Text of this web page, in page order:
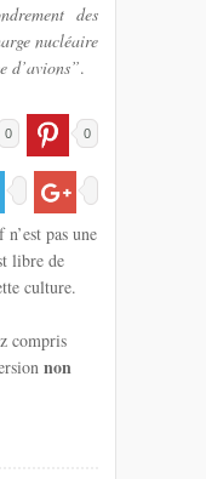
des
nucléaire
d’avions”.
0 0
pas une
libre de
culture.
compris
non